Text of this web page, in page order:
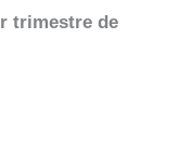
trimestre de